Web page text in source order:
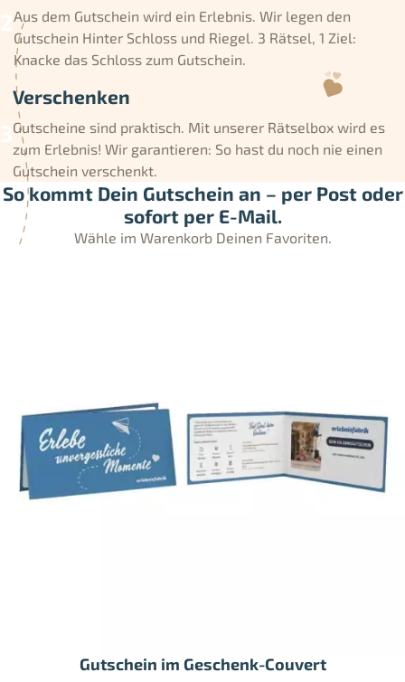
Aus dem Gutschein wird ein Erlebnis. Wir legen den
Gutschein Hinter Schloss und Riegel. 3 Rätsel, 1 Ziel:
Knacke das Schloss zum Gutschein.
Verschenken
Gutscheine sind praktisch. Mit unserer Rätselbox wird es
zum Erlebnis! Wir garantieren: So hast du noch nie einen
Gutschein verschenkt.
So kommt Dein Gutschein an – per Post oder
sofort per E-Mail.
Wähle im Warenkorb Deinen Favoriten.
Gutschein im Geschenk-Couvert